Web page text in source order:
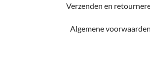
Verzenden en
Algemene voorwaarden